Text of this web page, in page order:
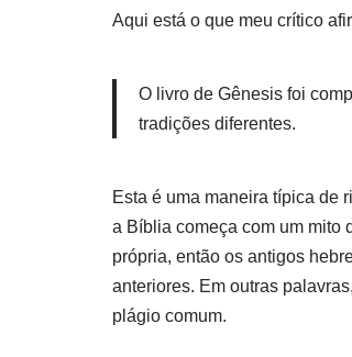
Aqui está o que meu crítico
O livro de Gênesis foi
tradições diferentes.
Esta é uma maneira típica de
a Bíblia começa com um mito
própria, então os antigos
anteriores. Em outras
plágio comum.